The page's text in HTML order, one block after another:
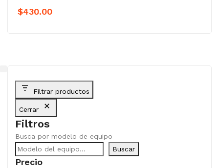
$430.00
Filtrar productos
Cerrar
Filtros
Busca por modelo de equipo
Buscar
Precio